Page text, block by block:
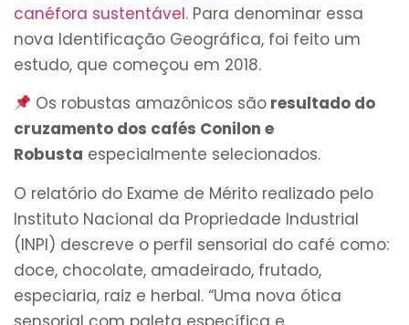
canéfora sustentável. Para denominar essa
nova Identificação Geográfica, foi feito um
estudo, que começou em 2018.
Os robustas amazônicos são resultado do
cruzamento dos cafés Conilon e
Robusta especialmente selecionados.
O relatório do Exame de Mérito realizado pelo
Instituto Nacional da Propriedade Industrial
(INPI) descreve o perfil sensorial do café como:
doce, chocolate, amadeirado, frutado,
especiaria, raiz e herbal. “Uma nova ótica